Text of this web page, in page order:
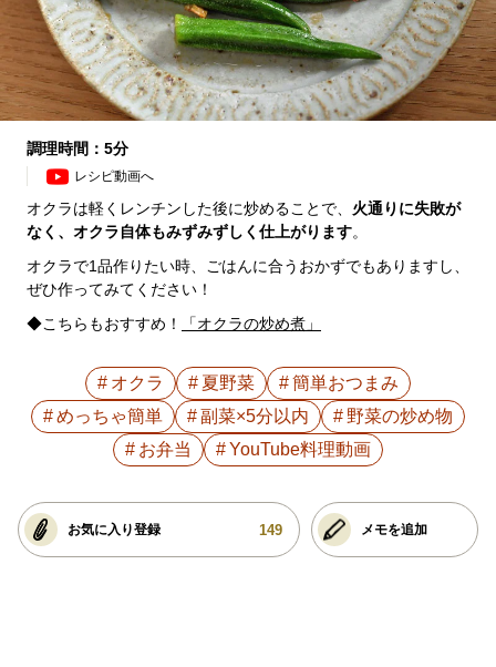
調理時間：5分
レシピ動画へ
オクラは軽くレンチンした後に炒めることで、 火通りに失敗が
なく、オクラ自体もみずみずしく仕上がります。
オクラで1品作りたい時、ごはんに合うおかずでもありますし、
ぜひ作ってみてください！
◆こちらもおすすめ！
「オクラの炒め煮」
オクラ 夏野菜
簡単おつまみ
めっちゃ簡単
副菜×5分以内
野菜の炒め物
お弁当
YouTube料理動画
お気に入り登録 149 メモを追加